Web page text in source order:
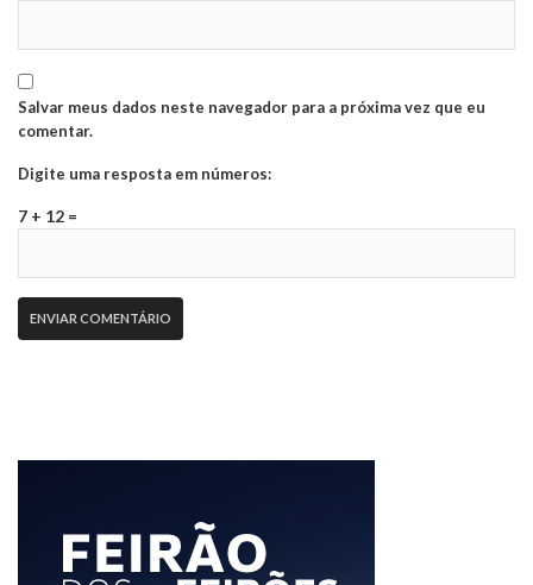
Salvar meus dados neste navegador para a próxima vez que eu
comentar.
Digite uma resposta em números:
7 + 12 =